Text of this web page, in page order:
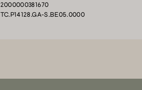
2000000381670
TC.P14128.GA-S.BE05.0000